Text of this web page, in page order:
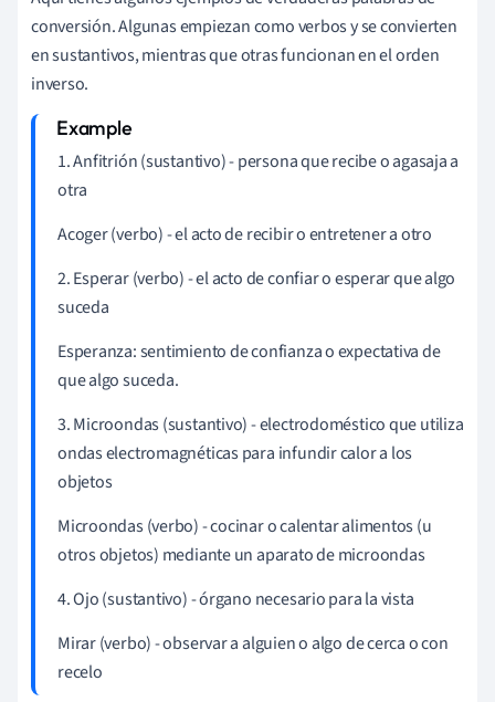
conversión. Algunas empiezan como verbos y se convierten
en sustantivos, mientras que otras funcionan en el orden
inverso.
1. Anfitrión (sustantivo) - persona que recibe o agasaja a
otra
Acoger (verbo) - el acto de recibir o entretener a otro
2. Esperar (verbo) - el acto de confiar o esperar que algo
suceda
Esperanza: sentimiento de confianza o expectativa de
que algo suceda.
3. Microondas (sustantivo) - electrodoméstico que utiliza
ondas electromagnéticas para infundir calor a los
objetos
Microondas (verbo) - cocinar o calentar alimentos (u
otros objetos) mediante un aparato de microondas
4. Ojo (sustantivo) - órgano necesario para la vista
Mirar (verbo) - observar a alguien o algo de cerca o con
recelo